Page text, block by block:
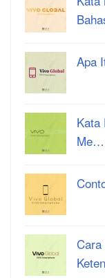
Apa
Kata
Me…
Cara